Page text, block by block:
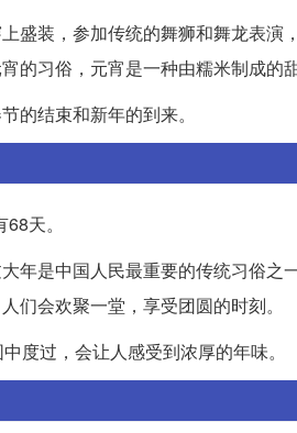
盛装，参加传统的舞狮和舞龙表演
习俗，元宵是一种由糯米制成的
的结束和新年的到来。
天。
年是中国人民最重要的传统习俗之
们会欢聚一堂，享受团圆的时刻。
度过，会让人感受到浓厚的年味。